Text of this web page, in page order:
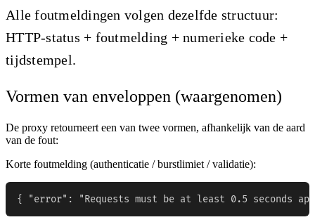
Alle foutmeldingen volgen dezelfde structuur:
HTTP-status + foutmelding + numerieke code +
tijdstempel.
Vormen van enveloppen (waargenomen)
De proxy retourneert een van twee vormen, afhankelijk van de aard
van de fout:
Korte foutmelding (authenticatie / burstlimiet / validatie):
{ "error": "Requests must be at least 0.5 seconds